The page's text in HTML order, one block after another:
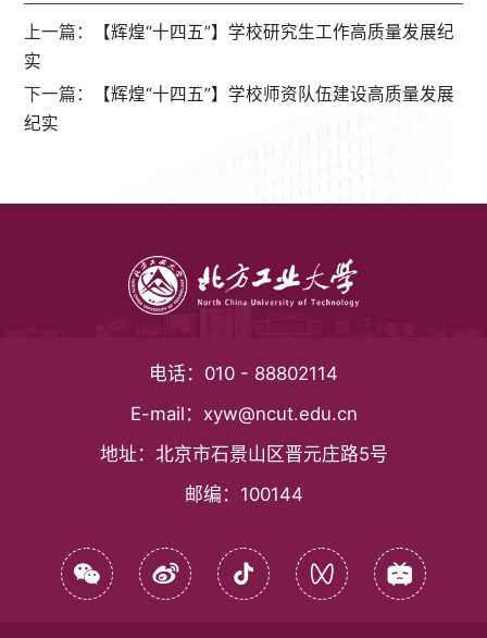
上一篇：
【辉煌“十四五”】学校研究生工作高质量发展纪
实
下一篇：
【辉煌“十四五”】学校师资队伍建设高质量发展
纪实
电话： 010 - 88802114
E-mail： xyw@ncut.edu.cn
地址： 北京市石景山区晋元庄路5号
邮编： 100144